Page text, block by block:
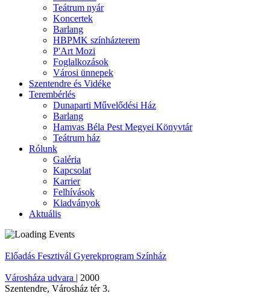
Teátrum nyár
Koncertek
Barlang
HBPMK színházterem
P'Art Mozi
Foglalkozások
Városi ünnepek
Szentendre és Vidéke
Terembérlés
Dunaparti Művelődési Ház
Barlang
Hamvas Béla Pest Megyei Könyvtár
Teátrum ház
Rólunk
Galéria
Kapcsolat
Karrier
Felhívások
Kiadványok
Aktuális
Előadás Fesztivál Gyerekprogram Színház
Városháza udvara | 2000
Szentendre, Városház tér 3.